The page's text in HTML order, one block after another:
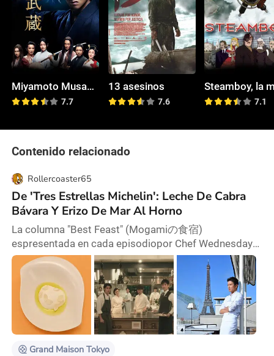
Miyamoto Musashi
7.7
13 asesinos
7.6 7.1
Contenido relacionado
Rollercoaster65
De 'Tres Estrellas Michelin': Leche De Cabra
Bávara Y Erizo De Mar Al Horno
La columna "Best Feast" (Mogamiの食宿)
espresentada en cada episodiopor Chef Wednesday
Kishida de Quintessence, quienproporcionó
recetaspara "GRANDE MAISON TOKYO" y el chef
Thomas Frebel de INUA queproporcionó recetaspara
"gaku" Losplatos y las historias detrás de ellos. Leche
de cabra Bavariapor excelencia ; Baviera de leche de
cabra Goat Milk Bavaria es unplato que Quintessence
ha estado haciendo d
Grand Maison Tokyo